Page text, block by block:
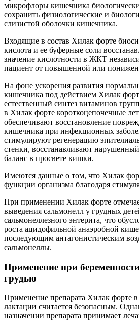
микрофлоры кишечника
сохранить физиологические и
слизистой оболочки кишечника.
Входящие в состав Хилак форте
кислота и ее буферные соли
значение кислотности в ЖКТ
пациент от повышенной или
На фоне ускорения развития
кишечника под действием Хилак
естественный синтез витаминов
в Хилак форте короткоцепочечные
обеспечивают восстановление
кишечника при инфекционных
стимулируют регенерацию
стенки, восстанавливают
баланс в просвете кишки.
Имеются данные о том, что Хилак
функции организма благодаря
При применении Хилак форте
выведения сальмонелл у грудных
сальмонеллезного энтерита, что
роста ацидофильной анаэробной
последующим антагонистическим
сальмонеллы.
Применение при
грудью
Применение препарата Хилак форте
лактации считается безопасным.
назначении препарата принимает